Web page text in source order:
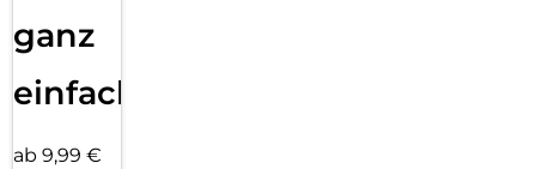
ganz
einfach
ab 9,99 €